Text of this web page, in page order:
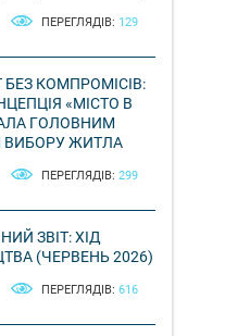
ПЕРЕГЛЯДІВ: 129
КОМПРОМІСІВ:
«МІСТО В
ГОЛОВНИМ
ВИБОРУ ЖИТЛА
ПЕРЕГЛЯДІВ: 299
ЗВІТ: ХІД
(ЧЕРВЕНЬ 2026)
ПЕРЕГЛЯДІВ: 616